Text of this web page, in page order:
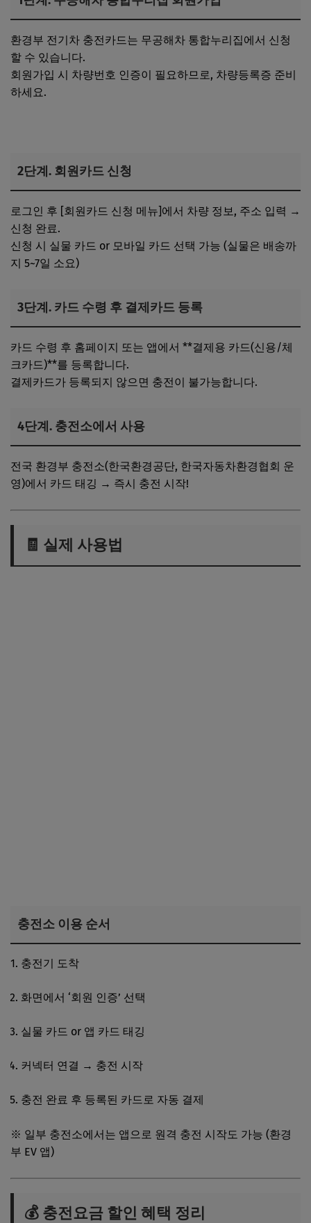
환경부 전기차 충전카드는 무공해차 통합누리집에서 신청
할 수 있습니다.
회원가입 시 차량번호 인증이 필요하므로, 차량등록증 준비
하세요.
2단계. 회원카드 신청
로그인 후 [회원카드 신청 메뉴]에서 차량 정보, 주소 입력 →
신청 완료.
신청 시 실물 카드 or 모바일 카드 선택 가능 (실물은 배송까
지 5~7일 소요)
3단계. 카드 수령 후 결제카드 등록
카드 수령 후 홈페이지 또는 앱에서 **결제용 카드(신용/체
크카드)**를 등록합니다.
결제카드가 등록되지 않으면 충전이 불가능합니다.
4단계. 충전소에서 사용
전국 환경부 충전소(한국환경공단, 한국자동차환경협회 운
영)에서 카드 태깅 → 즉시 충전 시작!
🧾 실제 사용법
충전소 이용 순서
충전기 도착
화면에서 ‘회원 인증’ 선택
실물 카드 or 앱 카드 태깅
커넥터 연결 → 충전 시작
충전 완료 후 등록된 카드로 자동 결제
※ 일부 충전소에서는 앱으로 원격 충전 시작도 가능 (환경
부 EV 앱)
💰 충전요금 할인 혜택 정리